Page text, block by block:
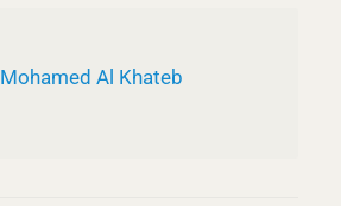
Mohamed Al Khateb